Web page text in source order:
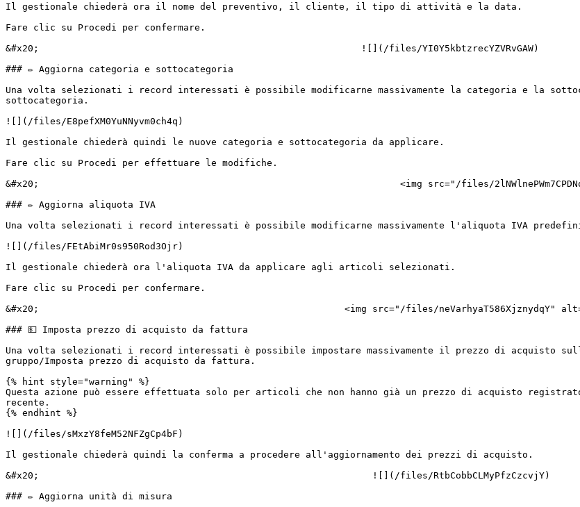
Il gestionale chiederà ora il nome del preventivo, il cliente, il tipo di attività e la data.
Fare clic su Procedi per confermare.
&#x20;                                                          ![](/files/YI0Y5kbtzrecYZVRvGAW)
### ✏️ Aggiorna categoria e sottocategoria
Una volta selezionati i record interessati è possibile modificarne massivamente la categoria e la
sottocategoria.
![](/files/E8pefXM0YuNNyvm0ch4q)
Il gestionale chiederà quindi le nuove categoria e sottocategoria da applicare.
Fare clic su Procedi per effettuare le modifiche.
&#x20;                                                                 <img src="/files/
### ✏️ Aggiorna aliquota IVA
Una volta selezionati i record interessati è possibile modificarne massivamente l'aliquota IVA
![](/files/FEtAbiMr0s950Rod3Ojr)
Il gestionale chiederà ora l'aliquota IVA da applicare agli articoli selezionati.
Fare clic su Procedi per confermare.
&#x20;                                                       <img src="/files/neVarhyaT586XjznydqY"
### 💵 Imposta prezzo di acquisto da fattura
Una volta selezionati i record interessati è possibile impostare massivamente il prezzo di acquisto
gruppo/Imposta prezzo di acquisto da fattura.
{% hint style="warning" %}
Questa azione può essere effettuata solo per articoli che non hanno già un prezzo di acquisto
recente.
{% endhint %}
![](/files/sMxzY8feM52NFZgCp4bF)
Il gestionale chiederà quindi la conferma a procedere all'aggiornamento dei prezzi di acquisto.
&#x20;                                                            ![](/files/RtbCobbCLMyPfzCzcvjY)
### ✏️ Aggiorna unità di misura